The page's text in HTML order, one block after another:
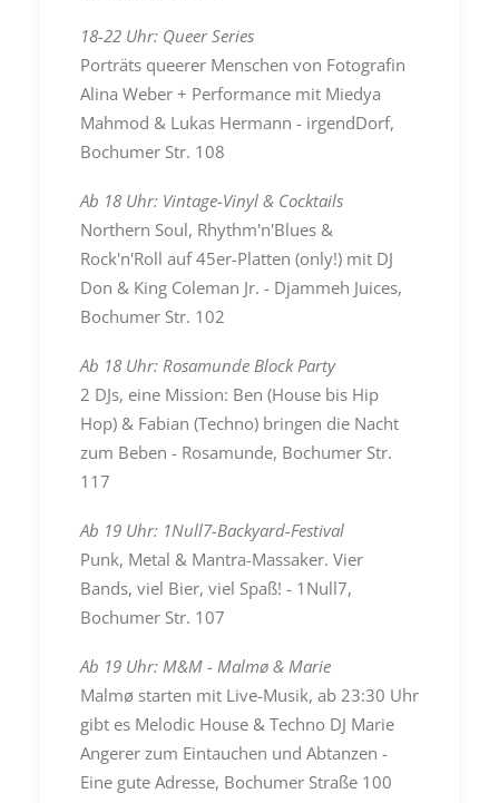
18-22 Uhr: Queer Series
Porträts queerer Menschen von Fotografin
Alina Weber + Performance mit Miedya
Mahmod & Lukas Hermann - irgendDorf,
Bochumer Str. 108
Ab 18 Uhr: Vintage-Vinyl & Cocktails
Northern Soul, Rhythm'n'Blues &
Rock'n'Roll auf 45er-Platten (only!) mit DJ
Don & King Coleman Jr. - Djammeh Juices,
Bochumer Str. 102
Ab 18 Uhr: Rosamunde Block Party
2 DJs, eine Mission: Ben (House bis Hip
Hop) & Fabian (Techno) bringen die Nacht
zum Beben - Rosamunde, Bochumer Str.
117
Ab 19 Uhr: 1Null7-Backyard-Festival
Punk, Metal & Mantra-Massaker. Vier
Bands, viel Bier, viel Spaß! - 1Null7,
Bochumer Str. 107
Ab 19 Uhr: M&M - Malmø & Marie
Malmø starten mit Live-Musik, ab 23:30 Uhr
gibt es Melodic House & Techno DJ Marie
Angerer zum Eintauchen und Abtanzen -
Eine gute Adresse, Bochumer Straße 100